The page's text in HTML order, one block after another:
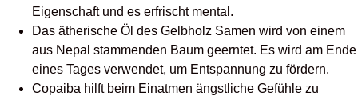
Eigenschaft und es erfrischt mental.
Das ätherische Öl des Gelbholz Samen wird von einem
aus Nepal stammenden Baum geerntet. Es wird am Ende
eines Tages verwendet, um Entspannung zu fördern.
Copaiba hilft beim Einatmen ängstliche Gefühle zu